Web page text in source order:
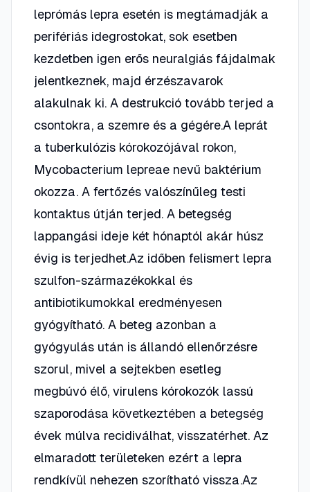
leprómás lepra esetén is megtámadják a
perifériás idegrostokat, sok esetben
kezdetben igen erős neuralgiás fájdalmak
jelentkeznek, majd érzészavarok
alakulnak ki. A destrukció tovább terjed a
csontokra, a szemre és a gégére.A leprát
a tuberkulózis kórokozójával rokon,
Mycobacterium lepreae nevű baktérium
okozza. A fertőzés valószínűleg testi
kontaktus útján terjed. A betegség
lappangási ideje két hónaptól akár húsz
évig is terjedhet.Az időben felismert lepra
szulfon-származékokkal és
antibiotikumokkal eredményesen
gyógyítható. A beteg azonban a
gyógyulás után is állandó ellenőrzésre
szorul, mivel a sejtekben esetleg
megbúvó élő, virulens kórokozók lassú
szaporodása következtében a betegség
évek múlva recidiválhat, visszatérhet. Az
elmaradott területeken ezért a lepra
rendkívül nehezen szorítható vissza.Az